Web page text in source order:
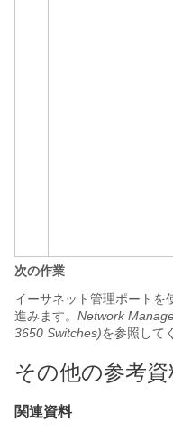
次の作業
イーサネット管理ポートを
進みます。 Network
3650 Switches)を参照して
その他の参考資
関連資料